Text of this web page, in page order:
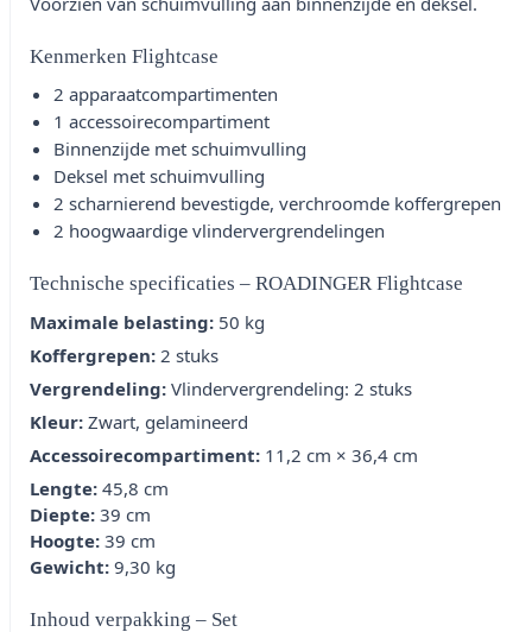
Kenmerken Flightcase
2 apparaatcompartimenten
1 accessoirecompartiment
Binnenzijde met schuimvulling
Deksel met schuimvulling
2 scharnierend bevestigde, verchroomde koffergrepen
2 hoogwaardige vlindervergrendelingen
Technische specificaties – ROADINGER Flightcase
Maximale belasting: 50 kg
Koffergrepen: 2 stuks
Vergrendeling: Vlindervergrendeling: 2 stuks
Kleur: Zwart, gelamineerd
Accessoirecompartiment: 11,2 cm × 36,4 cm
Lengte: 45,8 cm
Diepte: 39 cm
Hoogte: 39 cm
Gewicht: 9,30 kg
Inhoud verpakking – Set